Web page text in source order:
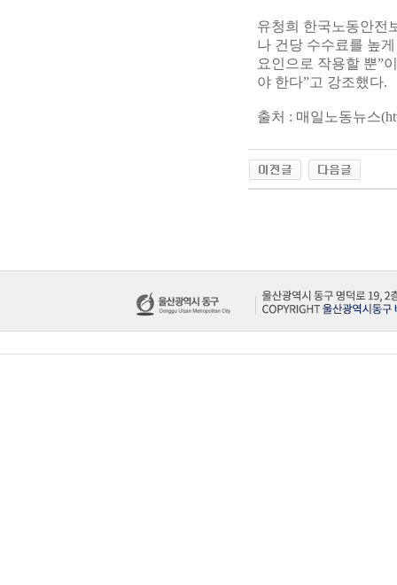
유청희 한국노동안전
나 건당 수수료를 높
요인으로 작용할 뿐”
야 한다”고 강조했다.
출처 : 매일노동뉴스(